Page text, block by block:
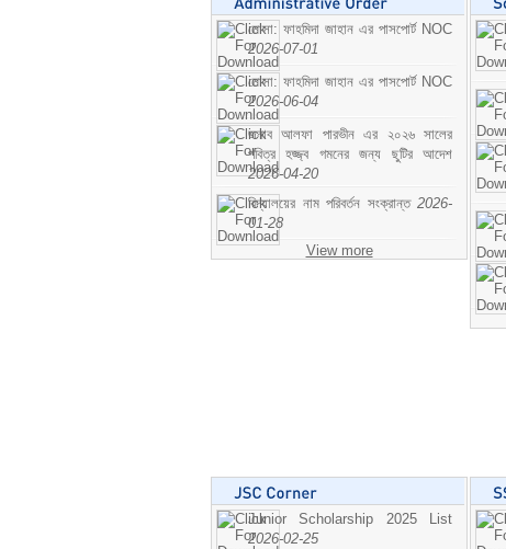
মোসা: ফাহমিদা জাহান এর পাসপোর্ট NOC
2026-07-01
মোসা: ফাহমিদা জাহান এর পাসপোর্ট NOC
2026-06-04
জনাব আলফা পারভীন এর ২০২৬ সালের
পবিত্র হজ্জ্ব গমনের জন্য ছুটির আদেশ
2026-04-20
বিদ্যালয়ের নাম পরিবর্তন সংক্রান্ত 2026-
01-28
View more
Junior Scholarship 2025 List
2026-02-25